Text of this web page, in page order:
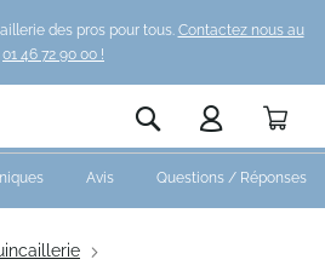
des pros pour tous. Contactez nous au
01 46 72 90 00 !
Rechercher
Avis Questions / Réponses